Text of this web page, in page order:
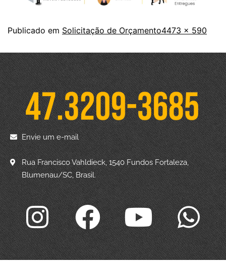
Publicado em Solicitação de Orçamento4473 × 590
Envie um e-mail
Rua Francisco Vahldieck, 1540 Fundos Fortaleza,
Blumenau/SC, Brasil.